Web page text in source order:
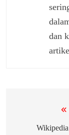
dan